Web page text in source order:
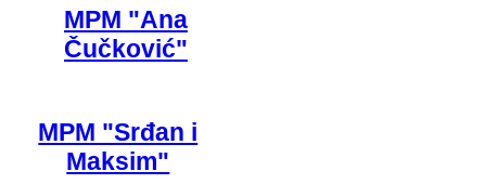
MPM "Ana
Čučković"
MPM "Srđan i
Maksim"